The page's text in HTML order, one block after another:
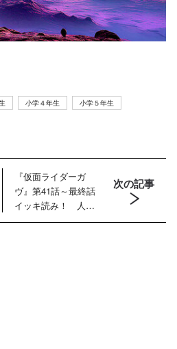
小学４年生
小学５年生
『仮面ライダーガ
ヴ』第41話～最終話
イッキ読み！ 人間
界牧場化計画を阻止
次の記事
テレビマガジン
ティガ世代必